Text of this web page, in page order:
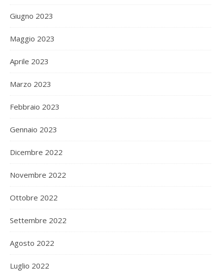
Giugno 2023
Maggio 2023
Aprile 2023
Marzo 2023
Febbraio 2023
Gennaio 2023
Dicembre 2022
Novembre 2022
Ottobre 2022
Settembre 2022
Agosto 2022
Luglio 2022